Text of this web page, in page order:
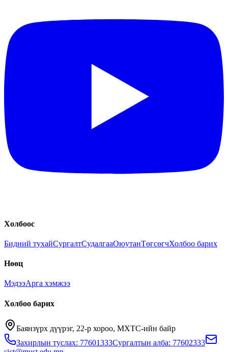
Холбоос
Бидний тухайСургалтСудалгааОюутанТөгсөгчХолбоо барих
Нөөц
МэдээАрга хэмжээ
Холбоо барих
Баянзүрх дүүрэг, 22-р хороо, МХТС-ийн байр
Захирлын туслах: 77601333Сургалтын алба: 77602333